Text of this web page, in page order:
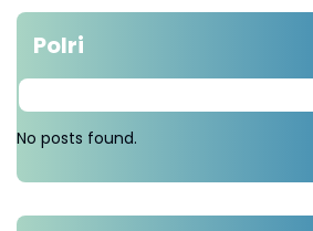
Polri
No posts found.